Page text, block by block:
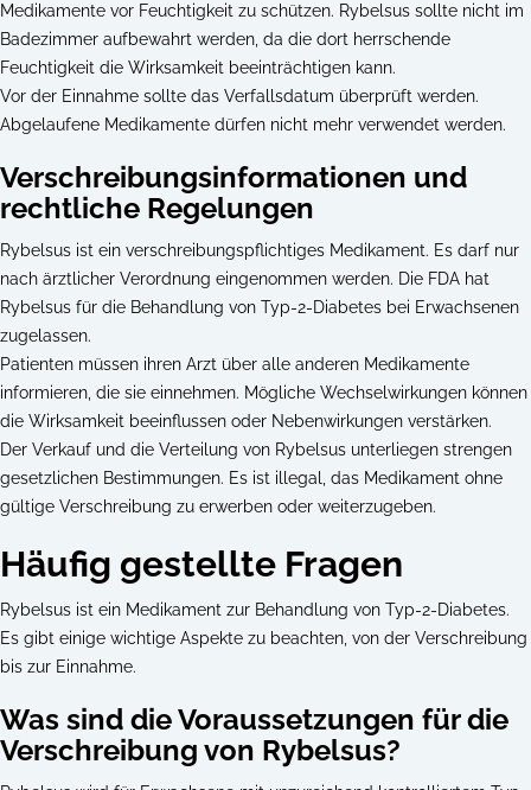
Medikamente vor Feuchtigkeit zu schützen. Rybelsus sollte nicht im
Badezimmer aufbewahrt werden, da die dort herrschende
Feuchtigkeit die Wirksamkeit beeinträchtigen kann.
Vor der Einnahme sollte das Verfallsdatum überprüft werden.
Abgelaufene Medikamente dürfen nicht mehr verwendet werden.
Verschreibungsinformationen und
rechtliche Regelungen
Rybelsus ist ein verschreibungspflichtiges Medikament. Es darf nur
nach ärztlicher Verordnung eingenommen werden. Die FDA hat
Rybelsus für die Behandlung von Typ-2-Diabetes bei Erwachsenen
zugelassen.
Patienten müssen ihren Arzt über alle anderen Medikamente
informieren, die sie einnehmen. Mögliche Wechselwirkungen können
die Wirksamkeit beeinflussen oder Nebenwirkungen verstärken.
Der Verkauf und die Verteilung von Rybelsus unterliegen strengen
gesetzlichen Bestimmungen. Es ist illegal, das Medikament ohne
gültige Verschreibung zu erwerben oder weiterzugeben.
Häufig gestellte Fragen
Rybelsus ist ein Medikament zur Behandlung von Typ-2-Diabetes.
Es gibt einige wichtige Aspekte zu beachten, von der Verschreibung
bis zur Einnahme.
Was sind die Voraussetzungen für die
Verschreibung von Rybelsus?